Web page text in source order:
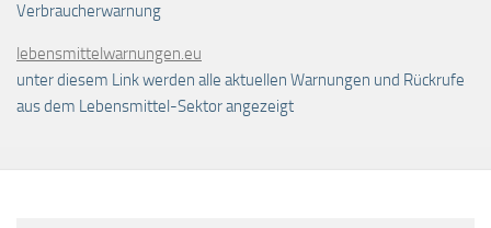
Verbraucherwarnung
lebensmittelwarnungen.eu
unter diesem Link werden alle aktuellen Warnungen und Rückrufe
aus dem Lebensmittel-Sektor angezeigt